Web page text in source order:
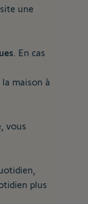
une
. En cas
maison à
vous
plus